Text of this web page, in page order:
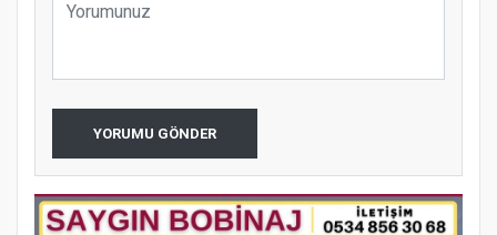
YORUMU GÖNDER